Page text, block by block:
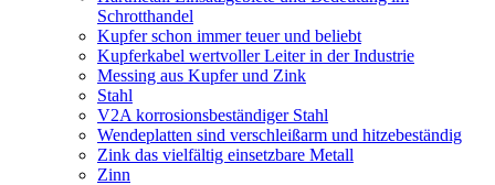
Schrotthandel
Kupfer schon immer teuer und beliebt
Kupferkabel wertvoller Leiter in der Industrie
Messing aus Kupfer und Zink
Stahl
V2A korrosionsbeständiger Stahl
Wendeplatten sind verschleißarm und hitzebeständig
Zink das vielfältig einsetzbare Metall
Zinn